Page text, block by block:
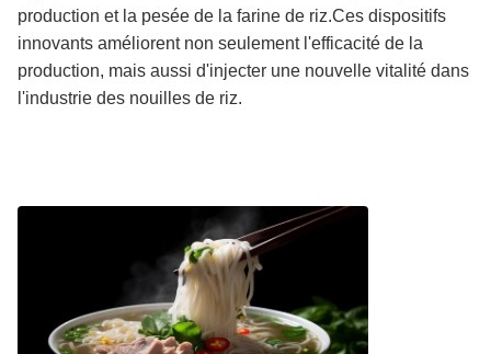
production et la pesée de la farine de riz.Ces dispositifs
innovants améliorent non seulement l'efficacité de la
production, mais aussi d'injecter une nouvelle vitalité dans
l'industrie des nouilles de riz.